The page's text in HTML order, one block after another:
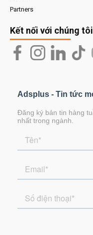
Partners
Kết nối với chúng tôi